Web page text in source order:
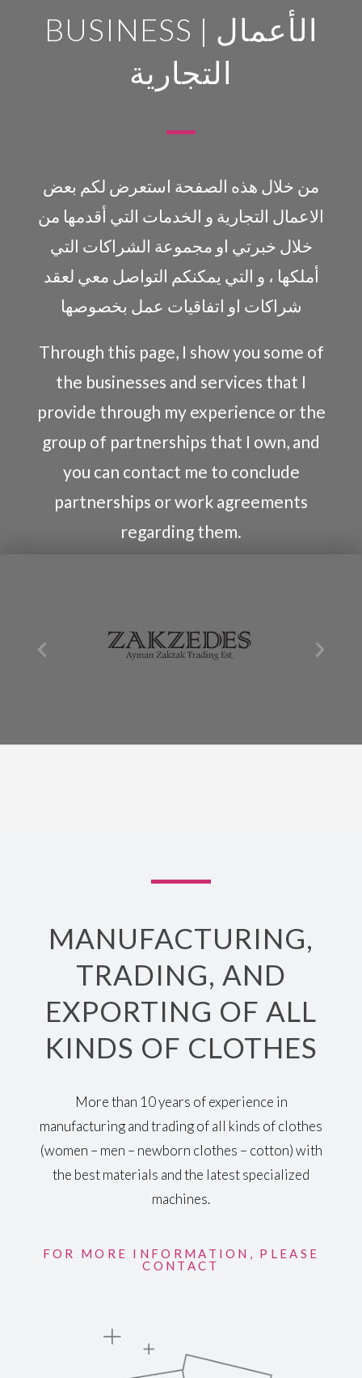
BUSINESS | الأعمال
التجارية
من خلال هذه الصفحة استعرض لكم بعض
الاعمال التجارية و الخدمات التي أقدمها من
خلال خبرتي او مجموعة الشراكات التي
أملكها ، و التي يمكنكم التواصل معي لعقد
شراكات او اتفاقيات عمل بخصوصها
Through this page, I show you some of
the businesses and services that I
provide through my experience or the
group of partnerships that I own, and
you can contact me to conclude
partnerships or work agreements
regarding them.
MANUFACTURING,
TRADING, AND
EXPORTING OF ALL
KINDS OF CLOTHES
More than 10 years of experience in
manufacturing and trading of all kinds of clothes
(women – men – newborn clothes – cotton) with
the best materials and the latest specialized
machines.
FOR MORE INFORMATION, PLEASE
CONTACT